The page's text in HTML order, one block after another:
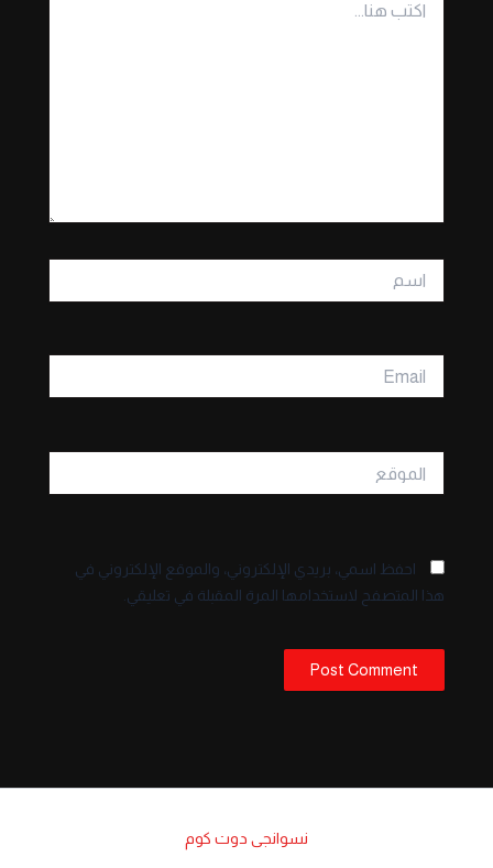
هنا...
احفظ اسمي، بريدي الإلكتروني، والموقع الإلكتروني في
هذا المتصفح لاستخدامها المرة المقبلة في تعليقي.
نسوانجى دوت كوم